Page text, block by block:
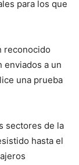
para los que
reconocido
enviados a un
una prueba
sectores de la
hasta el